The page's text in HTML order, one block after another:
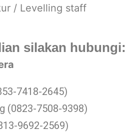
/ Levelling staff
silakan hubungi:
7418-2645)
(0823-7508-9398)
9692-2569)